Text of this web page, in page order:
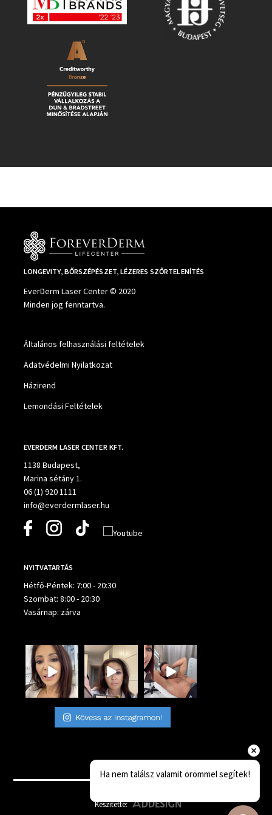
LONGEVITY, BŐRSZÉPÉSZET, LÉZERES SZŐRTELENÍTÉS
EverDerm Laser Center © 2020
Minden jog fenntartva.
Általános felhasználási feltételek
Adatvédelmi Nyilatkozat
Házirend
Lemondási Feltételek
EVERDERM LASER CENTER KFT.
1138 Budapest,
Marina sétány 1.
06 (1) 920 1111
info@everdermlaser.hu
NYITVATARTÁS
Hétfő-Péntek: 7:00 - 20:30
Szombat: 8:00 - 20:30
Vasárnap: zárva
Készítette:
Ha nem találsz valamit örömmel segítek!